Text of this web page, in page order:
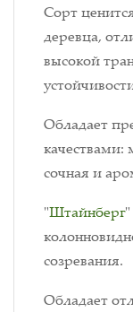
Сорт
деревца,
высокой
Обладает
качествами:
сочная и
"Штайнберг
созревания.
Обладает